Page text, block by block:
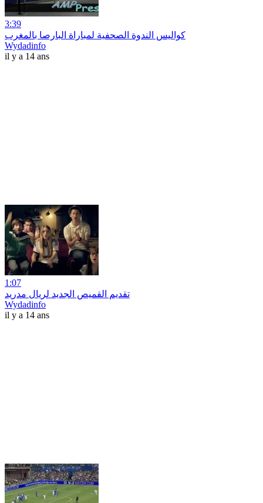
3:39
كواليس الندوة الصحفية لمباراة البارصا بالمغرب
Wydadinfo
il y a 14 ans
1:07
تقديم القميص الجديد لريال مدريد
Wydadinfo
il y a 14 ans